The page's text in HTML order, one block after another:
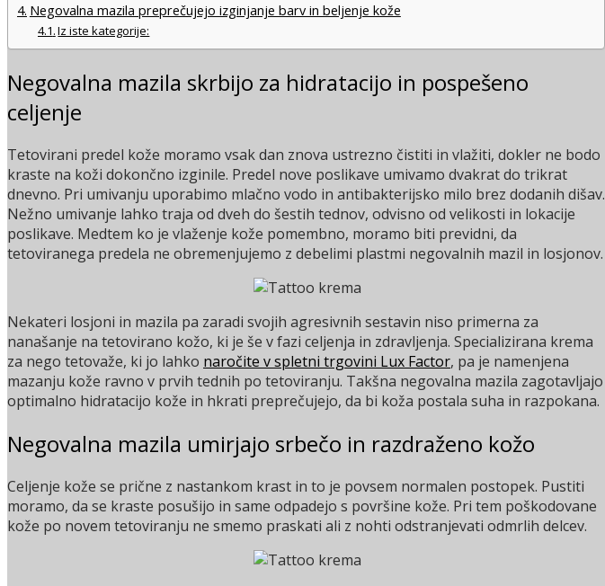
Negovalna mazila preprečujejo izginjanje barv in beljenje kože
Iz iste kategorije:
Negovalna mazila skrbijo za hidratacijo in pospešeno
celjenje
Tetovirani predel kože moramo vsak dan znova ustrezno čistiti in vlažiti, dokler ne bodo
kraste na koži dokončno izginile. Predel nove poslikave umivamo dvakrat do trikrat
dnevno. Pri umivanju uporabimo mlačno vodo in antibakterijsko milo brez dodanih dišav.
Nežno umivanje lahko traja od dveh do šestih tednov, odvisno od velikosti in lokacije
poslikave. Medtem ko je vlaženje kože pomembno, moramo biti previdni, da
tetoviranega predela ne obremenjujemo z debelimi plastmi negovalnih mazil in losjonov.
Nekateri losjoni in mazila pa zaradi svojih agresivnih sestavin niso primerna za
nanašanje na tetovirano kožo, ki je še v fazi celjenja in zdravljenja. Specializirana krema
za nego tetovaže, ki jo lahko naročite v spletni trgovini Lux Factor, pa je namenjena
mazanju kože ravno v prvih tednih po tetoviranju. Takšna negovalna mazila zagotavljajo
optimalno hidratacijo kože in hkrati preprečujejo, da bi koža postala suha in razpokana.
Negovalna mazila umirjajo srbečo in razdraženo kožo
Celjenje kože se prične z nastankom krast in to je povsem normalen postopek. Pustiti
moramo, da se kraste posušijo in same odpadejo s površine kože. Pri tem poškodovane
kože po novem tetoviranju ne smemo praskati ali z nohti odstranjevati odmrlih delcev.